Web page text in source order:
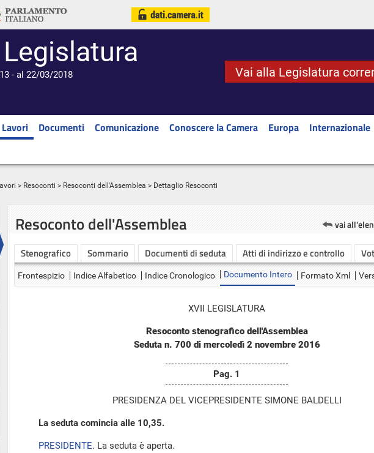
- al 22/03/2018 Vai alla Legislatura
Lavori Documenti Comunicazione Conoscere la Camera Europa
Internazionale
> Resoconti > Resoconti dell'Assemblea > Dettaglio Resoconti
Resoconto dell'Assemblea vai
Stenografico Sommario Documenti di seduta Atti di indirizzo e controllo
Frontespizio Indice Alfabetico Indice Cronologico Documento Intero Formato Xml
XVII LEGISLATURA
Resoconto stenografico dell'Assemblea
Seduta n. 700 di mercoledì 2 novembre 2016
Pag. 1
PRESIDENZA DEL VICEPRESIDENTE SIMONE BALDELLI
La seduta comincia alle 10,35.
PRESIDENTE. La seduta è aperta.